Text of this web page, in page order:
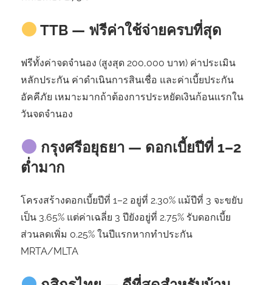
TTB — ฟรีค่าใช้จ่ายครบที่สุด
ฟรีทั้งค่าจดจำนอง (สูงสุด 200,000 บาท) ค่าประเมิน
หลักประกัน ค่าดำเนินการสินเชื่อ และค่าเบี้ยประกัน
อัคคีภัย เหมาะมากถ้าต้องการประหยัดเงินก้อนแรกใน
วันจดจำนอง
กรุงศรีอยุธยา — ดอกเบี้ยปีที่ 1–2
ต่ำมาก
โครงสร้างดอกเบี้ยปีที่ 1–2 อยู่ที่ 2.30% แม้ปีที่ 3 จะขยับ
เป็น 3.65% แต่ค่าเฉลี่ย 3 ปียังอยู่ที่ 2.75% รับดอกเบี้ย
ส่วนลดเพิ่ม 0.25% ในปีแรกหากทำประกัน
MRTA/MLTA